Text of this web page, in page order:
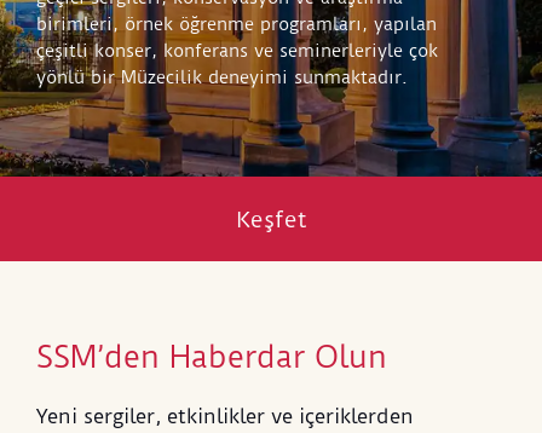
birimleri, örnek öğrenme programları, yapılan
çeşitli konser, konferans ve seminerleriyle çok
yönlü bir Müzecilik deneyimi sunmaktadır.
Keşfet
SSM’den Haberdar Olun
Yeni sergiler, etkinlikler ve içeriklerden